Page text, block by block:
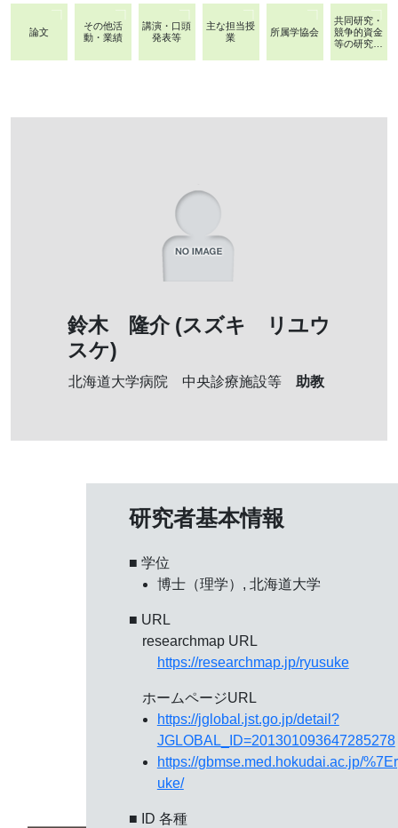
論文
その他活
動・業績
講演・口頭
発表等
主な担当授
業
所属学協会
共同研究・
競争的資金
等の研究課
鈴木 隆介 (スズキ リユウ
スケ)
北海道大学病院 中央診療施設等 助教
研究者基本情報
■ 学位
博士（理学）, 北海道大学
■ URL
researchmap URL
https://researchmap.jp/ryusuke
ホームページURL
https://jglobal.jst.go.jp/detail?
JGLOBAL_ID=201301093647285278
https://gbmse.med.hokudai.ac.jp/
uke/
■ ID 各種